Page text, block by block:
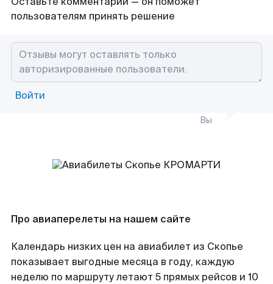
пользователям принять решение
Войти
Вы
Про авиаперелеты на нашем сайте
Календарь низких цен на авиабилет из Скопье
показывает выгодные месяца в году, каждую
неделю по маршруту летают 5 прямых рейсов и 10